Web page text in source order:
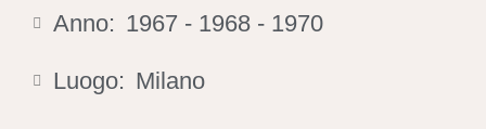
Anno: 1967 - 1968 - 1970
Luogo: Milano